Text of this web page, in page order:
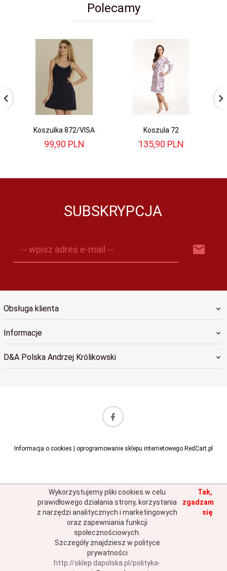
Polecamy
Koszulka 872/VISA
99,90 PLN
Koszula 72
135,90 PLN
SUBSKRYPCJA
-- wpisz adres e-mail --
Obsługa klienta
Informacje
D&A Polska Andrzej Królikowski
Informacja o cookies | oprogramowanie sklepu internetowego RedCart.pl
Wykorzystujemy pliki cookies w celu
prawidłowego działania strony, korzystania
z narzędzi analitycznych i marketingowych
oraz zapewniania funkcji
społecznościowych.
Szczegóły znajdziesz w polityce
prywatności
http://sklep.dapolska.pl/polityka-
Tak,
zgadzam
się